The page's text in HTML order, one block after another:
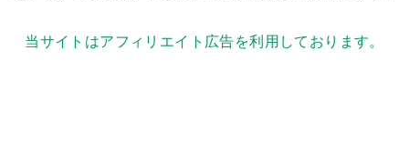
当サイトはアフィリエイト広告を利用しております。